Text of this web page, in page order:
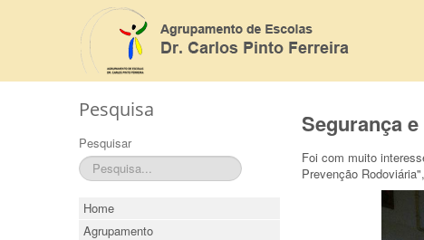
Pesquisa
Pesquisar
Home
Agrupamento
Segurança
Foi com muito
Prevenção